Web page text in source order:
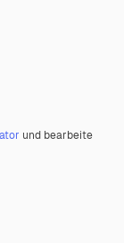
und bearbeite